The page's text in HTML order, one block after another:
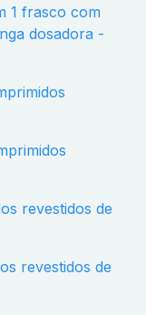
dosadora -